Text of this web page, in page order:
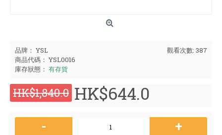
觀看次數: 387
品牌： YSL
商品代碼： YSL0016
庫存狀態： 有存貨
HK$1,840.0 HK$644.0
- +